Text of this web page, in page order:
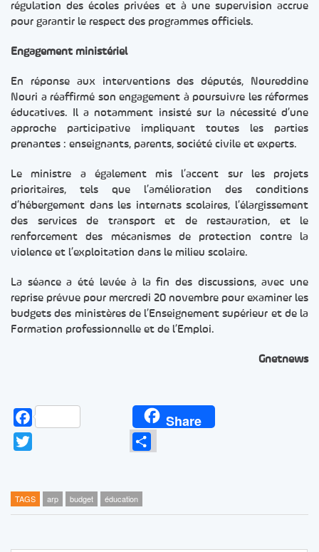
régulation des écoles privées et à une supervision accrue
pour garantir le respect des programmes officiels.
Engagement ministériel
En réponse aux interventions des députés, Noureddine
Nouri a réaffirmé son engagement à poursuivre les réformes
éducatives. Il a notamment insisté sur la nécessité d’une
approche participative impliquant toutes les parties
prenantes : enseignants, parents, société civile et experts.
Le ministre a également mis l’accent sur les projets
prioritaires, tels que l’amélioration des conditions
d’hébergement dans les internats scolaires, l’élargissement
des services de transport et de restauration, et le
renforcement des mécanismes de protection contre la
violence et l’exploitation dans le milieu scolaire.
La séance a été levée à la fin des discussions, avec une
reprise prévue pour mercredi 20 novembre pour examiner les
budgets des ministères de l’Enseignement supérieur et de la
Formation professionnelle et de l’Emploi.
Gnetnews
Facebook Share
Partager
TAGS arp budget éducation